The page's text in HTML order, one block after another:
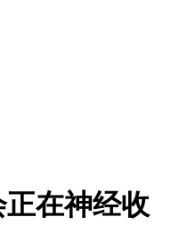
在神经收